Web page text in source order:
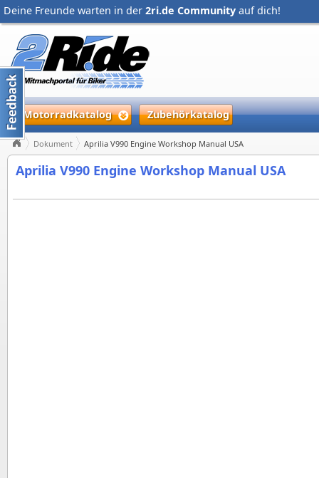
Deine Freunde warten in der 2ri.de Community auf dich!
Motorradkatalog Zubehörkatalog
Dokument Aprilia V990 Engine Workshop Manual USA
Aprilia V990 Engine Workshop Manual USA